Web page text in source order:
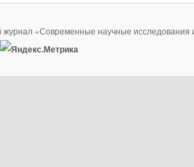
«Современные научные исследования